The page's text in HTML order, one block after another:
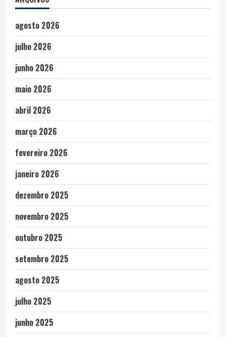
agosto 2026
julho 2026
junho 2026
maio 2026
abril 2026
março 2026
fevereiro 2026
janeiro 2026
dezembro 2025
novembro 2025
outubro 2025
setembro 2025
agosto 2025
julho 2025
junho 2025